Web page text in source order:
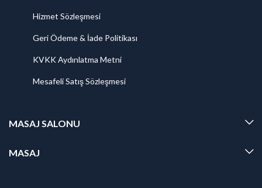
Hizmet Sözleşmesi
Geri Ödeme & İade Politikası
KVKK Aydınlatma Metni
Mesafeli Satış Sözleşmesi
MASAJ SALONU
MASAJ